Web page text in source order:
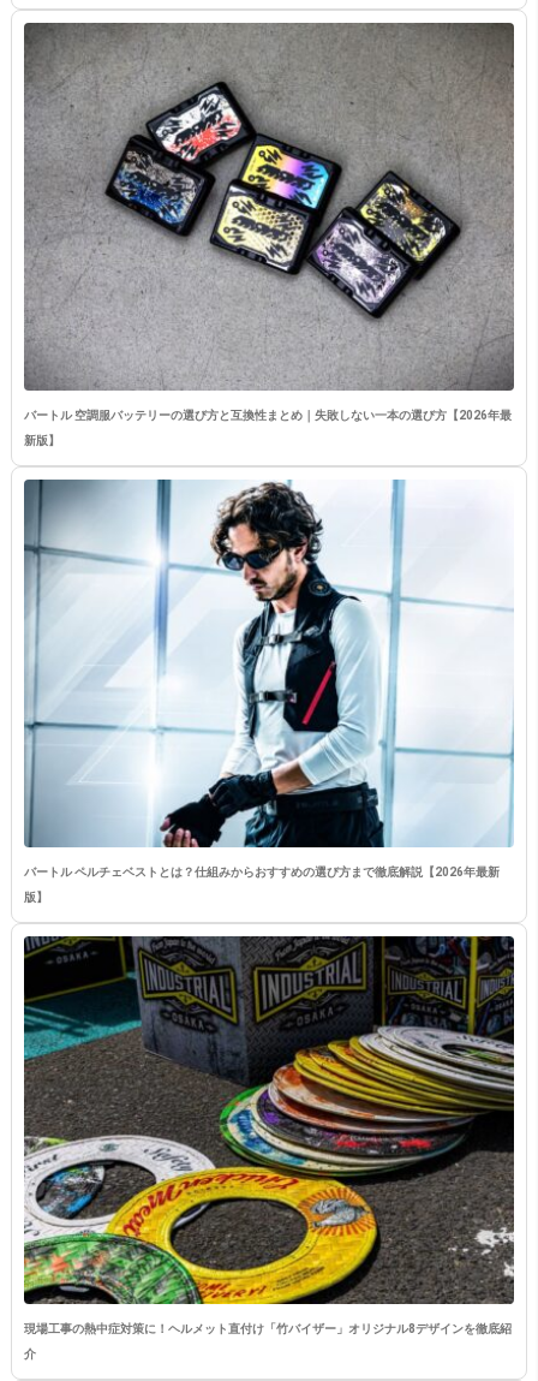
バートル 空調服バッテリーの選び方と互換性まとめ｜失敗しない一本の選び方【2026年最
新版】
バートル ペルチェベストとは？仕組みからおすすめの選び方まで徹底解説【2026年最新
版】
現場工事の熱中症対策に！ヘルメット直付け「竹バイザー」オリジナル8デザインを徹底紹
介